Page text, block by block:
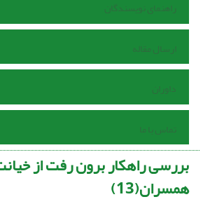
راهنمای نویسندگان
ارسال مقاله
داوران
تماس با ما
بررسی راهکار برون رفت از
همسران(13)